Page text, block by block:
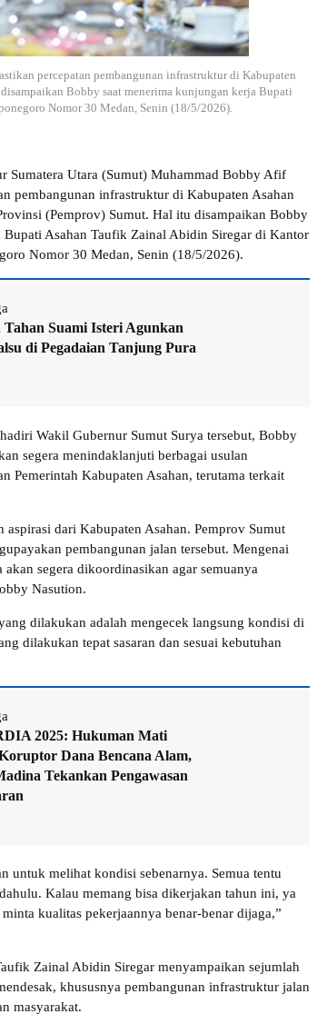
percepatan pembangunan infrastruktur di Kabupaten
Bobby saat menerima kunjungan kerja Bupati
Nomor 30 Medan, Senin (18/5/2026).
Sumatera Utara (Sumut) Muhammad Bobby Afif
pembangunan infrastruktur di Kabupaten Asahan
(Pemprov) Sumut. Hal itu disampaikan Bobby
Bupati Asahan Taufik Zainal Abidin Siregar di Kantor
Nomor 30 Medan, Senin (18/5/2026).
Tahan Suami Isteri Agunkan
di Pegadaian Tanjung Pura
Wakil Gubernur Sumut Surya tersebut, Bobby
segera menindaklanjuti berbagai usulan
Pemerintah Kabupaten Asahan, terutama terkait
dari Kabupaten Asahan. Pemprov Sumut
pembangunan jalan tersebut. Mengenai
segera dikoordinasikan agar semuanya
Nasution.
dilakukan adalah mengecek langsung kondisi di
dilakukan tepat sasaran dan sesuai kebutuhan
2025: Hukuman Mati
Dana Bencana Alam,
Tekankan Pengawasan
untuk melihat kondisi sebenarnya. Semua tentu
Kalau memang bisa dikerjakan tahun ini, ya
kualitas pekerjaannya benar-benar dijaga,”
Zainal Abidin Siregar menyampaikan sejumlah
khususnya pembangunan infrastruktur jalan
masyarakat.